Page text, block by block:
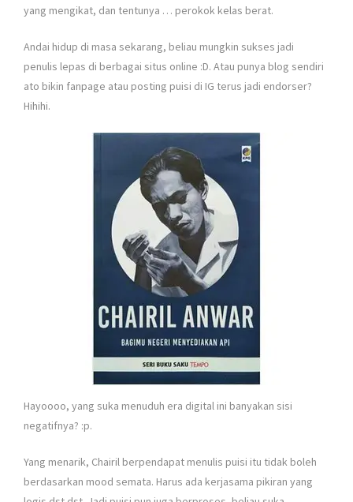
yang mengikat, dan tentunya … perokok kelas berat.
Andai hidup di masa sekarang, beliau mungkin sukses jadi
penulis lepas di berbagai situs online :D. Atau punya blog sendiri
ato bikin fanpage atau posting puisi di IG terus jadi endorser?
Hihihi.
Hayoooo, yang suka menuduh era digital ini banyakan sisi
negatifnya? :p.
Yang menarik, Chairil berpendapat menulis puisi itu tidak boleh
berdasarkan mood semata. Harus ada kerjasama pikiran yang